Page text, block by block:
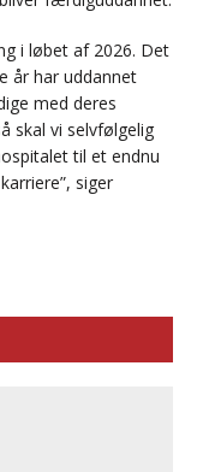
i løbet af 2026. Det
år har uddannet
med deres
skal vi selvfølgelig
til et endnu
siger